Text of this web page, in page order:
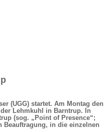
(UGG) startet. Am Montag den
Lehmkuhl in Barntrup. In
(sog. „Point of Presence“;
Beauftragung, in die einzelnen